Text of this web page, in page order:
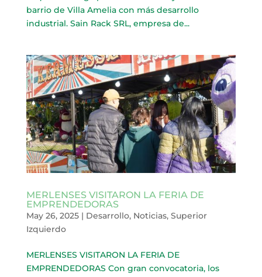
barrio de Villa Amelia con más desarrollo
industrial. Sain Rack SRL, empresa de...
MERLENSES VISITARON LA FERIA DE
EMPRENDEDORAS
May 26, 2025| Desarrollo, Noticias, Superior
Izquierdo
MERLENSES VISITARON LA FERIA DE
EMPRENDEDORAS Con gran convocatoria, los